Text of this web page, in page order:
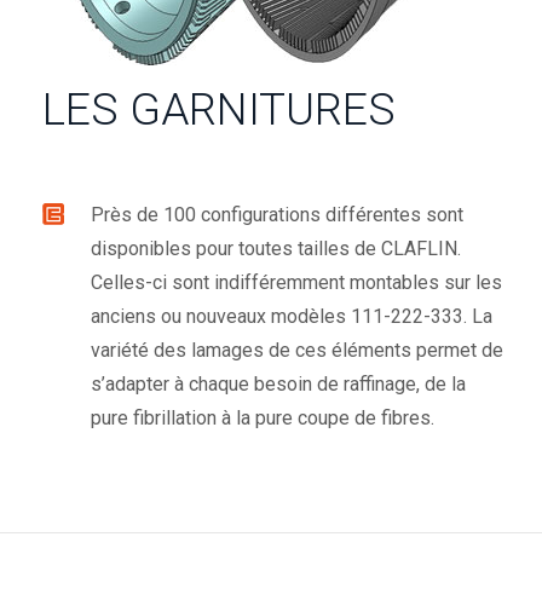
LES GARNITURES
Près de 100 configurations différentes sont
disponibles pour toutes tailles de CLAFLIN.
Celles-ci sont indifféremment montables sur les
anciens ou nouveaux modèles 111-222-333. La
variété des lamages de ces éléments permet de
s’adapter à chaque besoin de raffinage, de la
pure fibrillation à la pure coupe de fibres.